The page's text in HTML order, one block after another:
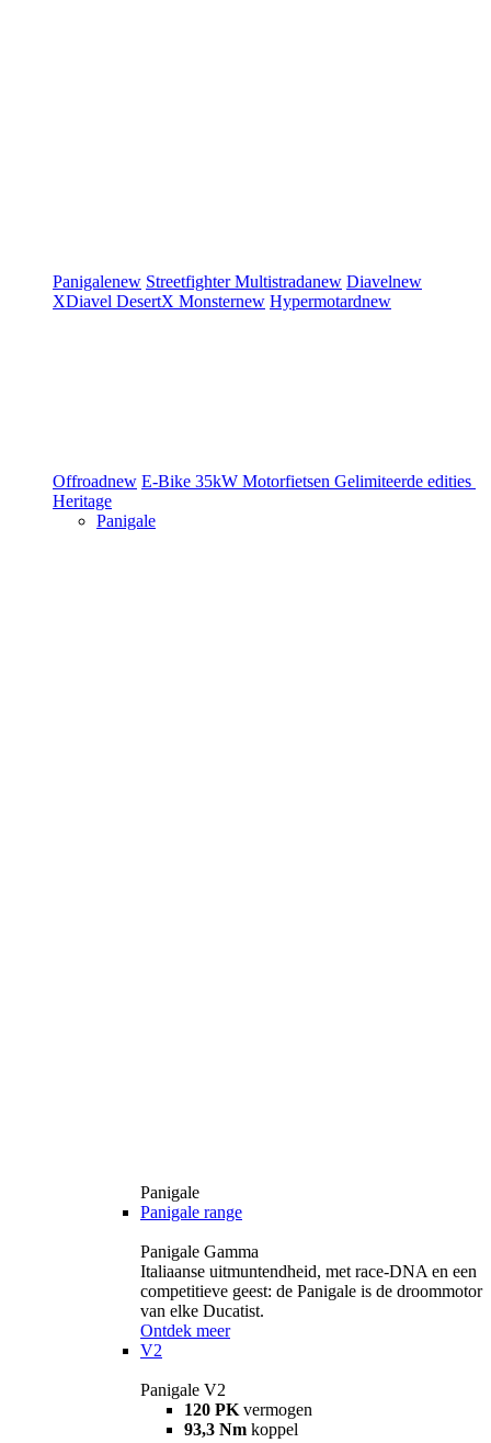
Panigalenew StreetfighterMultistradanew Diavelnew
XDiavel DesertX Monsternew Hypermotardnew
Offroadnew E-Bike 35kW Motorfietsen Gelimiteerde edities
Heritage
Panigale
Panigale
Panigale range
Panigale Gamma
Italiaanse uitmuntendheid, met race-DNA en een
competitieve geest: de Panigale is de droommotor
van elke Ducatist.
Ontdek meer
V2
Panigale V2
120 PK vermogen
93,3 Nm koppel